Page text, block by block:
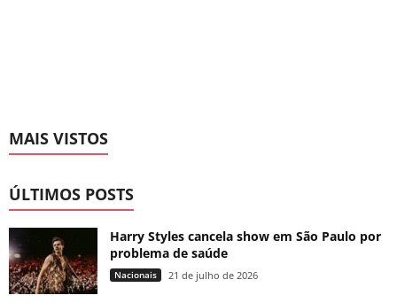
MAIS VISTOS
ÚLTIMOS POSTS
Harry Styles cancela show em São Paulo por
problema de saúde
Nacionais 21 de julho de 2026